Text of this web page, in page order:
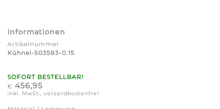
Informationen
Artikelnummer
Kühnel-503583-0.15
SOFORT BESTELLBAR!
€ 456,95
inkl. MwSt., versandkostenfrei